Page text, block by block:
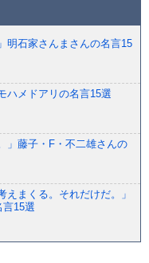
明石家さんまさんの名言15
ハメドアリの名言15選
」藤子・F・不二雄さんの
えまくる。それだけだ。」
15選